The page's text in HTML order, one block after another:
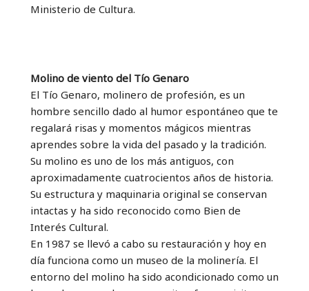
Ministerio de Cultura.
Molino de viento del Tío Genaro
El Tío Genaro, molinero de profesión, es un
hombre sencillo dado al humor espontáneo que te
regalará risas y momentos mágicos mientras
aprendes sobre la vida del pasado y la tradición.
Su molino es uno de los más antiguos, con
aproximadamente cuatrocientos años de historia.
Su estructura y maquinaria original se conservan
intactas y ha sido reconocido como Bien de
Interés Cultural.
En 1987 se llevó a cabo su restauración y hoy en
día funciona como un museo de la molinería. El
entorno del molino ha sido acondicionado como un